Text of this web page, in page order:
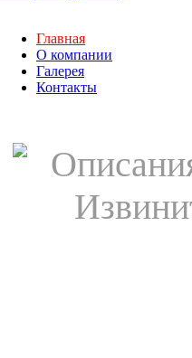
Главная
О компании
Галерея
Контакты